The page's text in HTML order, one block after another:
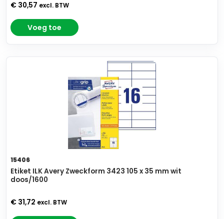
€ 30,57 excl. BTW
Voeg toe
15406
Etiket ILK Avery Zweckform 3423 105 x 35 mm wit
doos/1600
€ 31,72 excl. BTW